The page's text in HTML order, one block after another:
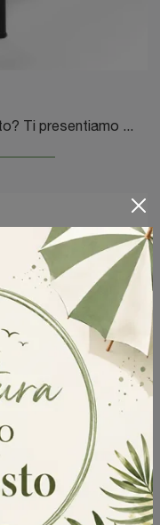
Vuoi attualizzare la camera da letto? Ti presentiamo la rete letto elettriche Futura di DEM armonie del sonno.